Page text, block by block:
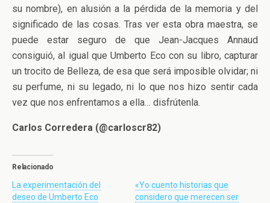
su nombre), en alusión a la pérdida de la memoria y del
significado de las cosas. Tras ver esta obra maestra, se
puede estar seguro de que Jean-Jacques Annaud
consiguió, al igual que Umberto Eco con su libro, capturar
un trocito de Belleza, de esa que será imposible olvidar; ni
su perfume, ni su legado, ni lo que nos hizo sentir cada
vez que nos enfrentamos a ella… disfrútenla.
Carlos Corredera (@carloscr82)
Relacionado
La experimentación del
deseo de Umberto Eco
«Yo cuento historias que
considero que merecen ser